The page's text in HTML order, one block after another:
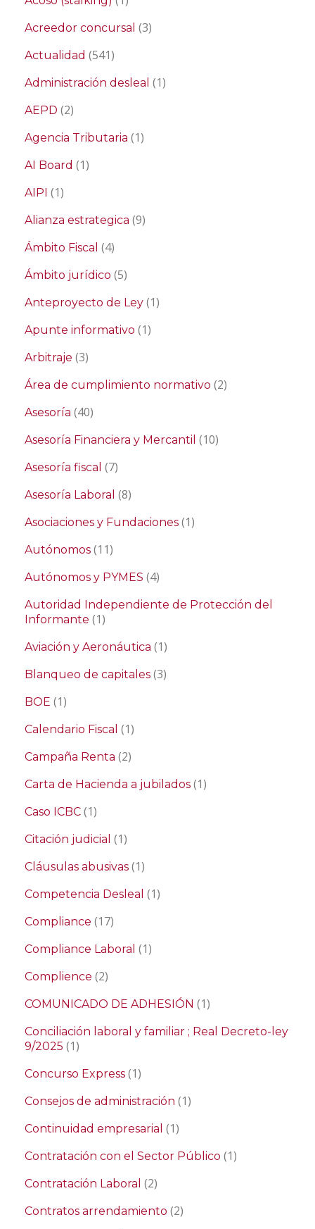
Acreedor concursal (3)
Actualidad (541)
Administración desleal (1)
AEPD (2)
Agencia Tributaria (1)
AI Board (1)
AIPI (1)
Alianza estrategica (9)
Ámbito Fiscal (4)
Ámbito jurídico (5)
Anteproyecto de Ley (1)
Apunte informativo (1)
Arbitraje (3)
Área de cumplimiento normativo (2)
Asesoría (40)
Asesoría Financiera y Mercantil (10)
Asesoría fiscal (7)
Asesoría Laboral (8)
Asociaciones y Fundaciones (1)
Autónomos (11)
Autónomos y PYMES (4)
Autoridad Independiente de Protección del
Informante (1)
Aviación y Aeronáutica (1)
Blanqueo de capitales (3)
BOE (1)
Calendario Fiscal (1)
Campaña Renta (2)
Carta de Hacienda a jubilados (1)
Caso ICBC (1)
Citación judicial (1)
Cláusulas abusivas (1)
Competencia Desleal (1)
Compliance (17)
Compliance Laboral (1)
Complience (2)
COMUNICADO DE ADHESIÓN (1)
Conciliación laboral y familiar ; Real Decreto-ley
9/2025 (1)
Concurso Express (1)
Consejos de administración (1)
Continuidad empresarial (1)
Contratación con el Sector Público (1)
Contratación Laboral (2)
Contratos arrendamiento (2)